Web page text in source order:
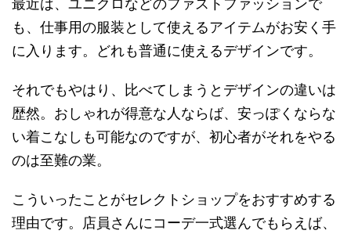
最近は、ユニクロなどのファストファッションで
も、仕事用の服装として使えるアイテムがお安く手
に入ります。どれも普通に使えるデザインです。
それでもやはり、比べてしまうとデザインの違いは
歴然。おしゃれが得意な人ならば、安っぽくならな
い着こなしも可能なのですが、初心者がそれをやる
のは至難の業。
こういったことがセレクトショップをおすすめする
理由です。店員さんにコーデ一式選んでもらえば、